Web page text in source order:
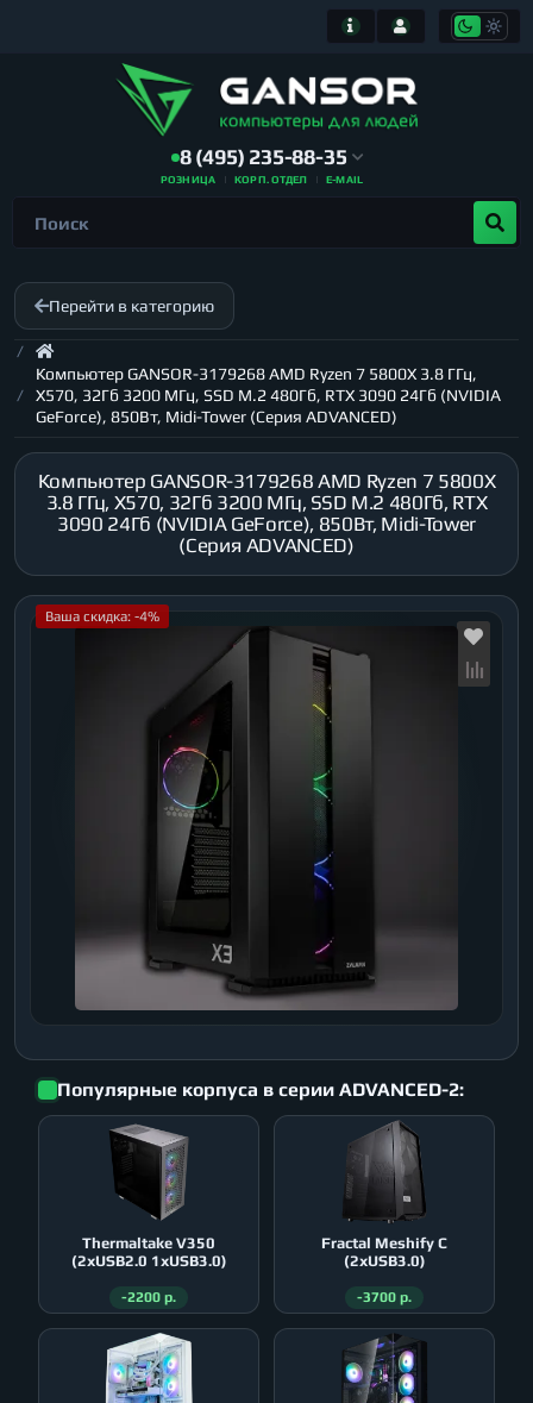
8 (495) 235-88-35
РОЗНИЦА КОРП. ОТДЕЛ E-MAIL
Перейти в категорию
Компьютер GANSOR-3179268 AMD Ryzen 7 5800X 3.8 ГГц,
X570, 32Гб 3200 МГц, SSD M.2 480Гб, RTX 3090 24Гб (NVIDIA
GeForce), 850Вт, Midi-Tower (Серия ADVANCED)
Компьютер GANSOR-3179268 AMD Ryzen 7 5800X
3.8 ГГц, X570, 32Гб 3200 МГц, SSD M.2 480Гб, RTX
3090 24Гб (NVIDIA GeForce), 850Вт, Midi-Tower
(Серия ADVANCED)
Ваша скидка: -4%
Популярные корпуса в серии ADVANCED-2:
Thermaltake V350
(2xUSB2.0 1xUSB3.0)
-2200 р.
Fractal Meshify C
(2xUSB3.0)
-3700 р.